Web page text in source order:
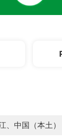
、中国（本土）